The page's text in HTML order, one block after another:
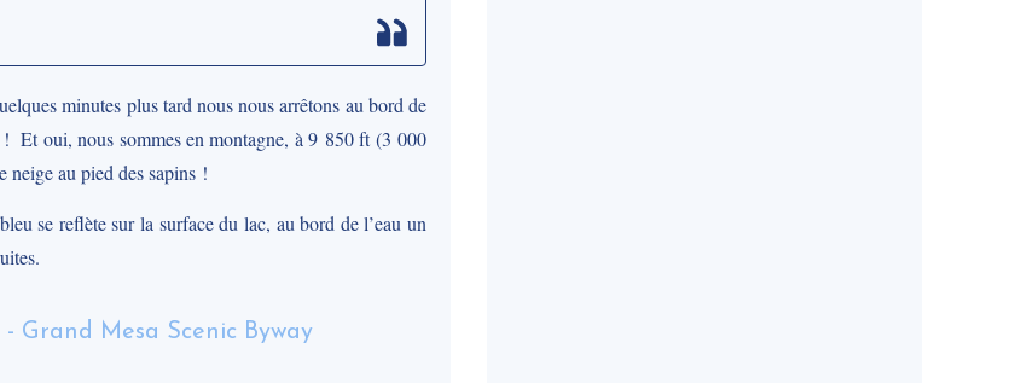
minutes plus tard nous nous arrêtons au bord de
Et oui, nous sommes en montagne, à 9 850 ft (3 000
au pied des sapins !
se reflète sur la surface du lac, au bord de l’eau un